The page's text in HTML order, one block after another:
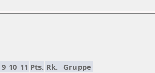
9 10 11 Pts. Rk. Gruppe